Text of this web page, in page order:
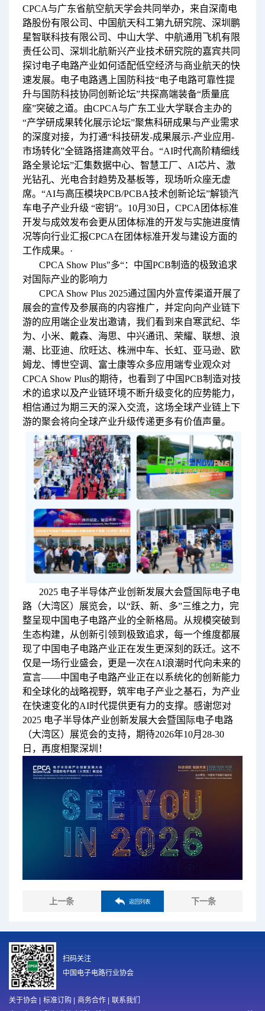
CPCA与广东省航空航天学会共同举办，来自深南电
路股份有限公司、中国航天科工第九研究院、深圳鹏
星智联科技有限公司、中山大学、中航通用飞机有限
责任公司、深圳北航新兴产业技术研究院的嘉宾共同
探讨电子电路产业如何适配低空经济与商业航天的快
速发展。电子电路遇上国防科技“电子电路可靠性提
升与国防科技协同创新论坛”共探高端装备“质量底
座”突破之道。由CPCA与广东工业大学联合主办的
“产学研成果转化展示论坛”聚焦科研成果与产业需求
的深度对接，为打通“科技研发-成果展示-产业应用-
市场转化”全链路搭建高效平台。“AI时代高阶精细线
路全景论坛”汇集数据中心、智慧工厂、AI芯片、激
光钻孔、光电合封趋势及基板等，现场听众座无虚
席。“AI与高压模块PCB/PCBA技术创新论坛”解锁汽
车电子产业升级 “密钥”。10月30日，CPCA团体标准
开发与成效发布会更从团体标准的开发与实施进度情
况等向行业汇报CPCA在团体标准开发与建设方面的
工作成果。·
CPCA Show Plus"多“：中国PCB制造的极致追求
对国际产业的影响力
CPCA Show Plus 2025通过国内外宣传渠道开展了
展会的宣传及参展商的内容推广，并定向向产业链下
游的应用端企业发出邀请，我们看到来自寒武纪、华
为、小米、戴森、海思、中兴通讯、荣耀、联想、浪
潮、比亚迪、欣旺达、株洲中车、长虹、亚马逊、欧
姆龙、博世空调、富士康等众多应用端专业观众对
CPCA Show Plus的期待，也看到了中国PCB制造对技
术的追求以及产业链环境不断升级变化的应势能力，
相信通过为期三天的深入交流，这场全球产业链上下
游的聚会将向全球产业升级传递更多有价值声量。
2025 电子半导体产业创新发展大会暨国际电子电
路（大湾区）展览会，以“跃、新、多”三维之力，完
整呈现中国电子电路产业的全新格局。从规模突破到
生态构建，从创新引领到极致追求，每一个维度都展
现了中国电子电路产业正在发生更深刻的跃迁。这不
仅是一场行业盛会，更是一次在AI浪潮时代向未来的
宣言——中国电子电路产业正在以系统化的创新能力
和全球化的战略视野，筑牢电子产业之基石，为产业
在快速变化的AI时代提供更有力的支撑。感谢您对
2025 电子半导体产业创新发展大会暨国际电子电路
（大湾区）展览会的支持，期待2026年10月28-30
日，再度相聚深圳！
上一条 返回列表 下一条
关于协会 | 标准订购 | 商务合作 | 联系我们
扫码关注
中国电子电路行业协会